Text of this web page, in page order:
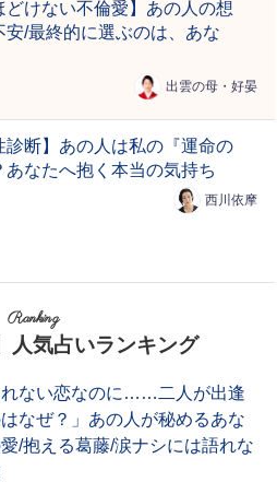
どけない不倫愛】あの人の想
安/最終的に選ぶのは、あな
出雲の母・好晏
診断】あの人は私の『運命の
あなたへ抱く本当の気持ち
西川依摩
Ranking
人気占いランキング
れない恋なのに……二人が出逢
なぜ？」あの人が秘めるあな
/抱える葛藤/涙ナシには語れな